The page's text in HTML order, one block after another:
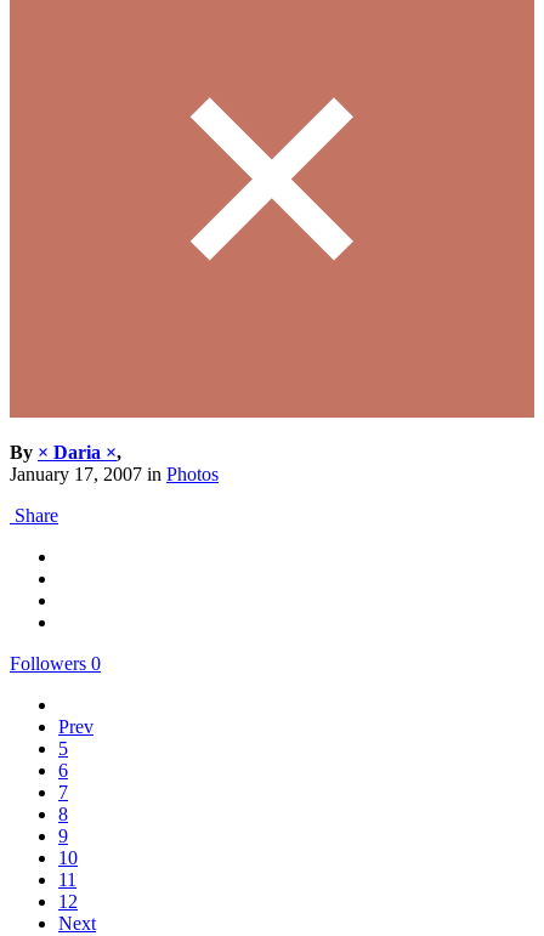
By × Daria ×,
January 17, 2007 in Photos
Share
Followers 0
Prev
5
6
7
8
9
10
11
12
Next